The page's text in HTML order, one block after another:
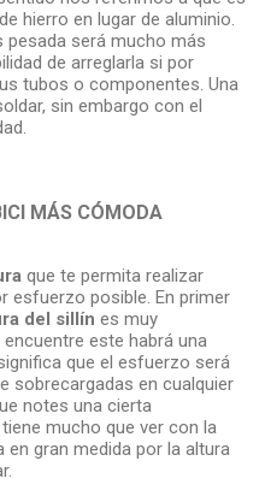
hierro en lugar de aluminio.
pesada será mucho más
de arreglarla si por
tubos o componentes. Una
sin embargo con el
MÁS CÓMODA
que te permita realizar
esfuerzo posible. En primer
del sillín es muy
este habrá una
que el esfuerzo será
sobrecargadas en cualquier
notes una cierta
mucho que ver con la
en gran medida por la altura